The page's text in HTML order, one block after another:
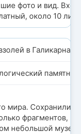
фото и вид. Вход
около 10 лир.
в Галикарнасе
памятник
мира. Сохранились
фрагментов, но
небольшой музей.